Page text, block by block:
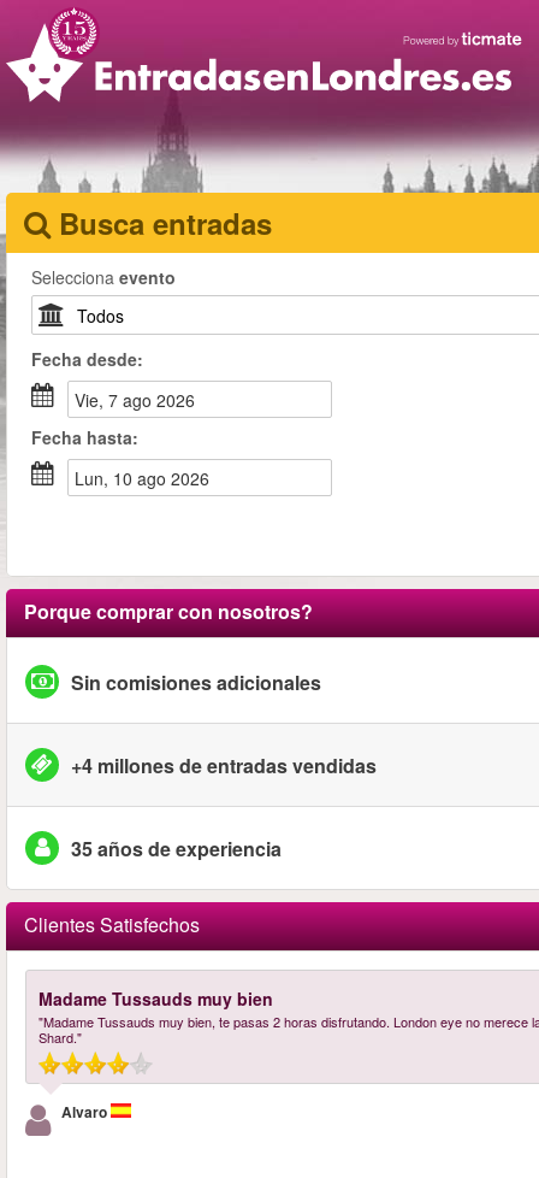
Busca entradas
Selecciona evento
Fecha desde:
vie, 7 ago 2026
Fecha hasta:
lun, 10 ago 2026
Porque comprar con nosotros?
Sin comisiones adicionales
+4 millones de entradas vendidas
35 años de experiencia
Clientes Satisfechos
Madame Tussauds muy bien
"Madame Tussauds muy bien, te pasas 2 horas disfrutando. London eye no
Shard."
Alvaro